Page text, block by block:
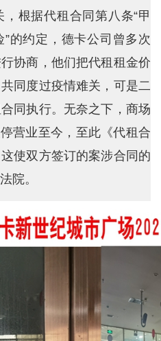
根据代租合同第八条“甲
的约定，德卡公司曾多次
协商，他们把代租租金价
同度过疫情难关，可是二
同执行。无奈之下，商场
营业至今，至此《代租合
使双方签订的案涉合同的
院。